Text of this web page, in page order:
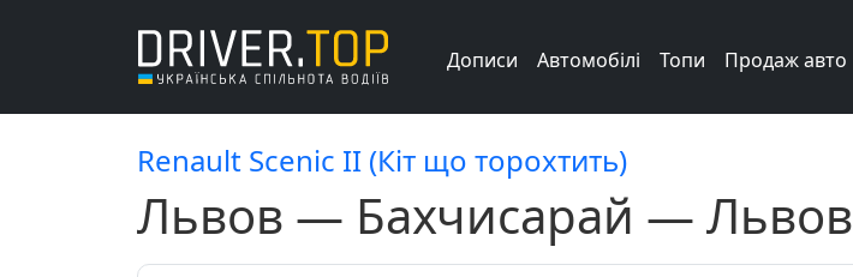
Дописи Автомобілі Топи Продаж авто
Renault Scenic II (Кіт що торохтить)
Львов — Бахчисарай — Львов